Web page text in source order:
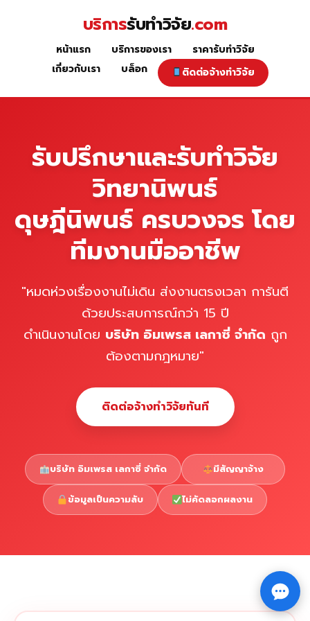
หน้าแรก
Copyright © 2026 รับทำวิจัย รับทำวิทยานิพนธ์ รับทำ⇧
บริการรับทำวิจัย.com
หน้าแรก บริการของเรา
ราคารับทำวิจัย
เกี่ยวกับเรา
บล็อก ติดต่อจ้างทำวิจัย
รับปรึกษาและรับทำวิจัย
วิทยานิพนธ์
ดุษฎีนิพนธ์ ครบวงจร โดย
ทีมงานมืออาชีพ
"หมดห่วงเรื่องงานไม่เดิน ส่งงานตรงเวลา การันตี
ด้วยประสบการณ์กว่า 15 ปี
ดำเนินงานโดย บริษัท อิมเพรส เลกาซี่ จำกัด ถูก
ต้องตามกฎหมาย"
ติดต่อจ้างทำวิจัยทันที
บริษัท อิมเพรส เลกาซี่ จำกัด มีสัญญาจ้าง
ข้อมูลเป็นความลับ ไม่คัดลอกผลงาน